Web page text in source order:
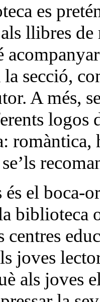
es
llibres
secció,
A més,
logos
el boca-
biblioteca
centres
joves
als joves